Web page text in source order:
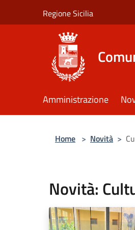
Regione Sicilia
Amministrazione
Home > Novità >
Novità: